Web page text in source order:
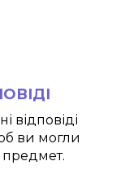
відповіді
ви могли